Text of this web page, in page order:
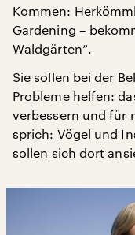
Kommen:
Gardening –
Waldgärten“.
Sie sollen bei der
Probleme helfen:
verbessern und für
sprich: Vögel und
sollen sich dort